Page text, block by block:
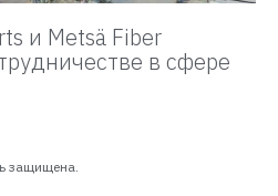
и Metsä Fiber
в сфере
защищена.